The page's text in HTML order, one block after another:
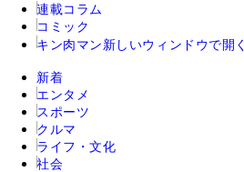
連載コラム
コミック
キン肉マン 新しいウィンドウで開く
新着
エンタメ
スポーツ
クルマ
ライフ・文化
社会